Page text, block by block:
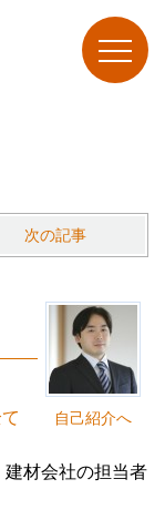
次の記事
自己紹介へ
材会社の担当者